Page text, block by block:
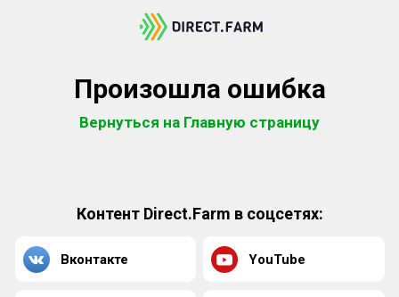
Произошла ошибка
Вернуться на Главную страницу
Контент Direct.Farm в соцсетях:
Вконтакте YouTube